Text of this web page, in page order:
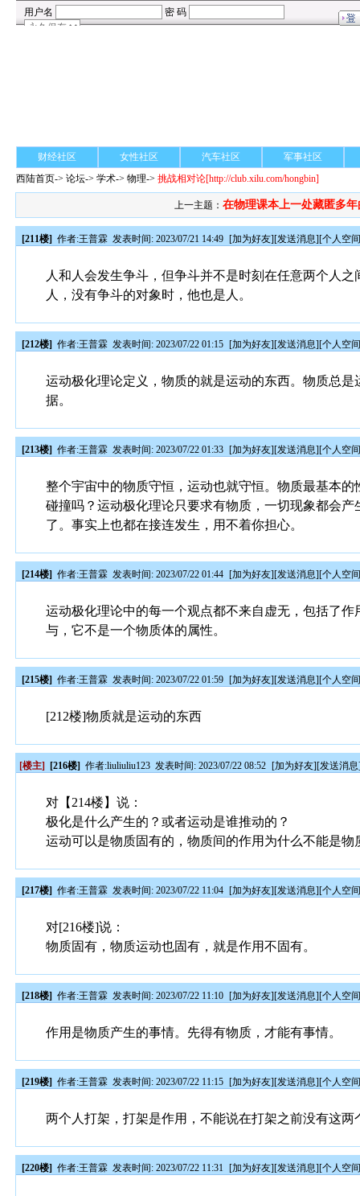
财经社区 女性社区 汽车社区
军事社区
西陆首页->论坛->学术-> 物理->挑战相对论[http://club.xilu.com/hongbin]
上一主题： 在物理课本上一处藏匿多年
[211楼] 作者:王普霖 发表时间: 2023/07/21 14:49 [加为好友][发送消息][个人空
人和人会发生争斗，但争斗并不是时刻在任意两个人
人，没有争斗的对象时，他也是人。
[212楼] 作者:王普霖 发表时间: 2023/07/22 01:15 [加为好友][发送消息][个人空
运动极化理论定义，物质的就是运动的东西。物质总
据。
[213楼] 作者:王普霖 发表时间: 2023/07/22 01:33 [加为好友][发送消息][个人空
整个宇宙中的物质守恒，运动也就守恒。物质最基本
碰撞吗？运动极化理论只要求有物质，一切现象都会
了。事实上也都在接连发生，用不着你担心。
[214楼] 作者:王普霖 发表时间: 2023/07/22 01:44 [加为好友][发送消息][个人空
运动极化理论中的每一个观点都不来自虚无，包括了
与，它不是一个物质体的属性。
[215楼] 作者:王普霖 发表时间: 2023/07/22 01:59 [加为好友][发送消息][个人空
[212楼]物质就是运动的东西
[楼主] [216楼] 作者:liuliuliu123 发表时间: 2023/07/22 08:52 [加为好友][发送消息
对【214楼】说：
极化是什么产生的？或者运动是谁推动的？
运动可以是物质固有的，物质间的作用为什么不能是
[217楼] 作者:王普霖 发表时间: 2023/07/22 11:04 [加为好友][发送消息][个人空
对[216楼]说：
物质固有，物质运动也固有，就是作用不固有。
[218楼] 作者:王普霖 发表时间: 2023/07/22 11:10 [加为好友][发送消息][个人空
作用是物质产生的事情。先得有物质，才能有事情。
[219楼] 作者:王普霖 发表时间: 2023/07/22 11:15 [加为好友][发送消息][个人空
两个人打架，打架是作用，不能说在打架之前没有这两
[220楼] 作者:王普霖 发表时间: 2023/07/22 11:31 [加为好友][发送消息][个人空